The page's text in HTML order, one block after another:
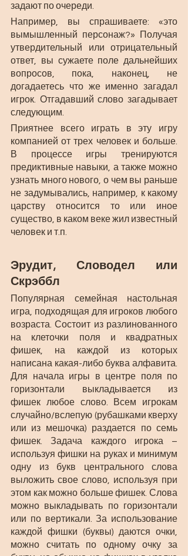
задают по очереди.
Например, вы спрашиваете: «это
вымышленный персонаж?» Получая
утвердительный или отрицательный
ответ, вы сужаете поле дальнейших
вопросов, пока, наконец, не
догадаетесь что же именно загадал
игрок. Отгадавший слово загадывает
следующим.
Приятнее всего играть в эту игру
компанией от трех человек и больше.
В процессе игры тренируются
предиктивные навыки, а также можно
узнать много нового, о чем вы раньше
не задумывались, например, к какому
царству относится то или иное
существо, в каком веке жил известный
человек и т.п.
Эрудит, Словодел или
Скрэббл
Популярная семейная настольная
игра, подходящая для игроков любого
возраста. Состоит из разлинованного
на клеточки поля и квадратных
фишек, на каждой из которых
написана какая-либо буква алфавита.
Для начала игры в центре поля по
горизонтали выкладывается из
фишек любое слово. Всем игрокам
случайно/вслепую (рубашками кверху
или из мешочка) раздается по семь
фишек. Задача каждого игрока –
используя фишки на руках и минимум
одну из букв центрального слова
выложить свое слово, используя при
этом как можно больше фишек. Слова
можно выкладывать по горизонтали
или по вертикали. За использование
каждой фишки (буквы) даются очки,
можно считать по одному очку за